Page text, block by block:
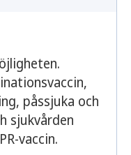
påssjuka och
sjukvården
vaccin.